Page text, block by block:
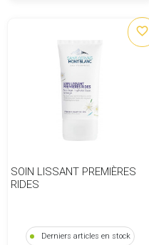
SOIN LISSANT PREMIÈRES
RIDES
favorite_border
Derniers articles en stock